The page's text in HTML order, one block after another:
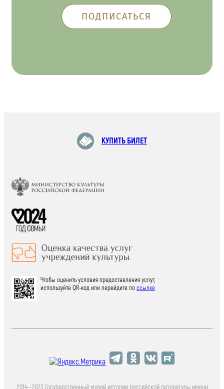
КУПИТЬ БИЛЕТ
Чтобы оценить условия предоставления услуг,
используйте QR-код или перейдите поссылке
2014—2023 Государственный музей истории российской литературы имени